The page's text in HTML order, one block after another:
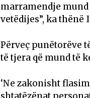
marramendje
vetëdijes”, ka thënë
Përveç punëtorëve
të tjera që mund të
‘Ne zakonisht